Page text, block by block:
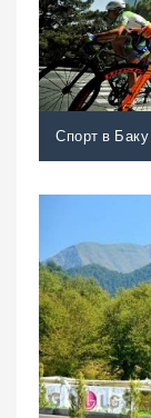
Спорт в Баку